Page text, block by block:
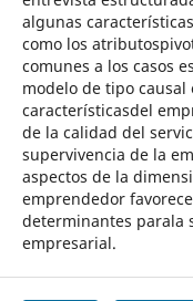
algunas
como los
comunes a los casos
modelo de tipo
característicasdel
de la calidad del
supervivencia de la
aspectos de la
emprendedor
determinantes parala
empresarial.